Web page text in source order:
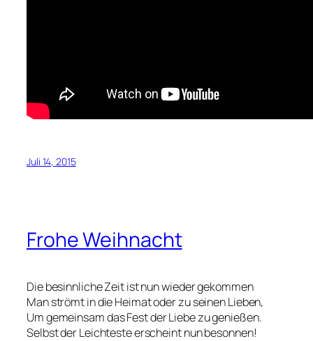
Juli 14, 2015
Frohe Weihnacht
Die besinnliche Zeit ist nun wieder gekommen
Man strömt in die Heimat oder zu seinen Lieben,
Um gemeinsam das Fest der Liebe zu genießen.
Selbst der Leichteste erscheint nun besonnen!